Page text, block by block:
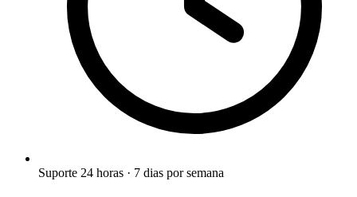
Suporte 24 horas · 7 dias por semana